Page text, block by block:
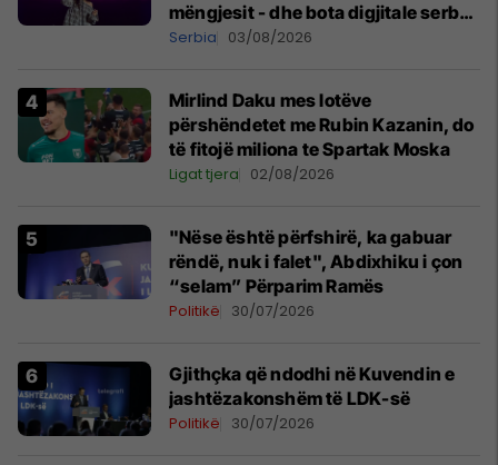
mëngjesit - dhe bota digjitale serbe
shpall gjendjen e luftës
Serbia 03/08/2026
Mirlind Daku mes lotëve
përshëndetet me Rubin Kazanin, do
të fitojë miliona te Spartak Moska
Ligat tjera 02/08/2026
"Nëse është përfshirë, ka gabuar
rëndë, nuk i falet", Abdixhiku i çon
“selam” Përparim Ramës
Politikë 30/07/2026
Gjithçka që ndodhi në Kuvendin e
jashtëzakonshëm të LDK-së
Politikë 30/07/2026